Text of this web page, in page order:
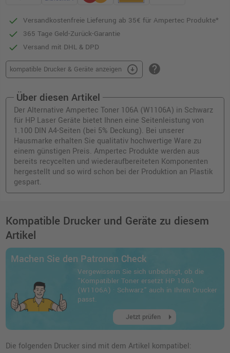
Versandkostenfreie Lieferung ab 35€ für Ampertec Produkte*
365 Tage Geld-Zurück-Garantie
Versand mit DHL & DPD
kompatible Drucker & Geräte anzeigen arrow_circle_down help
Über diesen Artikel
Der Alternative Ampertec Toner 106A (W1106A) in Schwarz
für HP Laser Geräte bietet Ihnen eine Seitenleistung von
1.100 DIN A4-Seiten (bei 5% Deckung). Bei unserer
Hausmarke erhalten Sie qualitativ hochwertige Ware zu
einem günstigen Preis. Ampertec Produkte werden aus
bereits recycelten und wiederaufbereiteten Komponenten
hergestellt und so wird schon bei der Produktion an Plastik
gespart.
Kompatible Drucker und Geräte zu diesem
Artikel
Machen Sie den Patronen Check
Vergewissern Sie sich unbedingt, ob die
"Kompatibler Toner ersetzt HP 106A
(W1106A) · Schwarz" auch in Ihren Drucker
passt.
Jetzt prüfen arrow_right
Die folgenden Drucker sind mit dem Artikel kompatibel: